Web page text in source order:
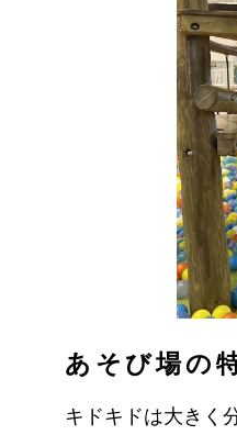
あそび場の
キドキドは大きく